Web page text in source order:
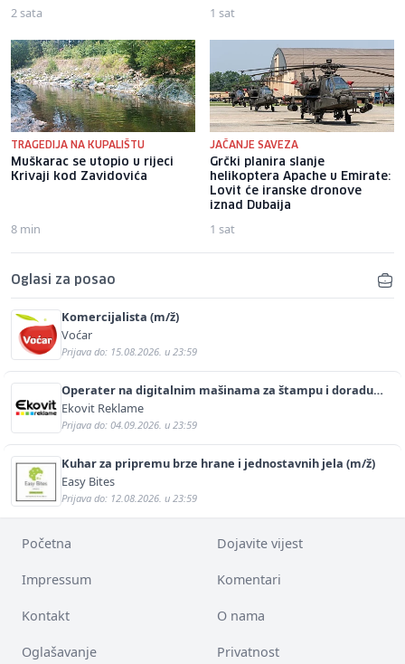
2 sata 1 sat
TRAGEDIJA NA KUPALIŠTU
Muškarac se utopio u rijeci
Krivaji kod Zavidovića
8 min
JAČANJE SAVEZA
Grčki planira slanje
helikoptera Apache u Emirate:
Lovit će iranske dronove
iznad Dubaija
1 sat
Oglasi za posao
Komercijalista (m/ž)
Voćar
Prijava do: 15.08.2026. u 23:59
Operater na digitalnim mašinama za štampu i doradu
(m/ž)
Ekovit Reklame
Prijava do: 04.09.2026. u 23:59
Kuhar za pripremu brze hrane i jednostavnih jela (m/ž)
Easy Bites
Prijava do: 12.08.2026. u 23:59
Početna Dojavite vijest
Impressum Komentari
Kontakt O nama
Oglašavanje Privatnost